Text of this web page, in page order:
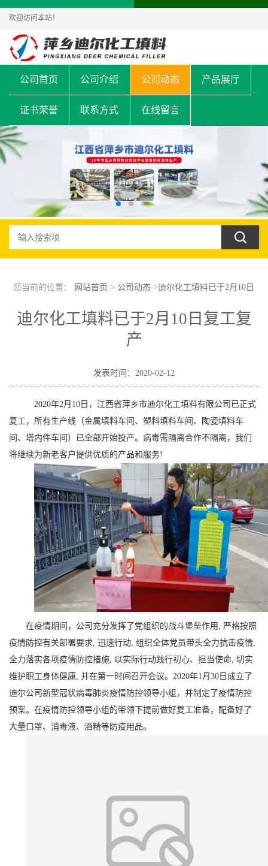
欢迎访问本站！
公司首页 公司介绍 公司动态 产品展厅
证书荣誉 联系方式 在线留言
您当前的位置： 网站首页 > 公司动态>迪尔化工填料已于2月10日
复工复产
迪尔化工填料已于2月10日复工复
产
发表时间：2020-02-12
2020年2月10日，江西省萍乡市迪尔化工填料有限公司已正式
复工 ，所有生产线（金属填料车间、塑料填料车间、陶瓷填料车
间、塔内件车间）已全部开始投产。病毒需隔离合作不隔离，我们
将继续为新老客户提供优质的产品和服务!
在疫情期间，公司充分发挥了党组织的战斗堡垒作用, 严格按照
疫情防控有关部署要求, 迅速行动, 组织全体党员带头全力抗击疫情,
全力落实各项疫情防控措施, 以实际行动践行初心、担当使命, 切实
维护职工身体健康, 并在第一时间召开会议。2020年1月30日成立了
迪尔公司新型冠状病毒肺炎疫情防控领导小组，并制定了疫情防控
预案。在疫情防控领导小组的带领下提前做好复工准备，配备好了
大量口罩、消毒液、酒精等防疫用品。